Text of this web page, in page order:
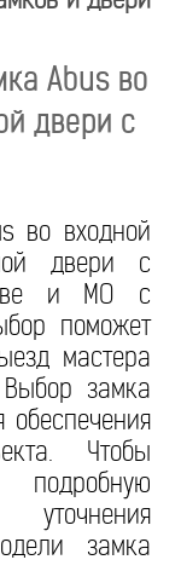
Abus во
двери с
во входной
двери с
и МО с
поможет
мастера
замка
Чтобы
замка